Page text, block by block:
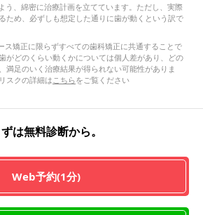
う、綿密に治療計画を立てています。ただし、実際
ため、必ずしも想定した通りに歯が動くという訳で
矯正に限らずすべての歯科矯正に共通することで
がどのくらい動くかについては個人差があり、どの
満足のいく治療結果が得られない可能性がありま
スクの詳細は こちらをご覧ください
は無料診断から。
Web予約(1分)